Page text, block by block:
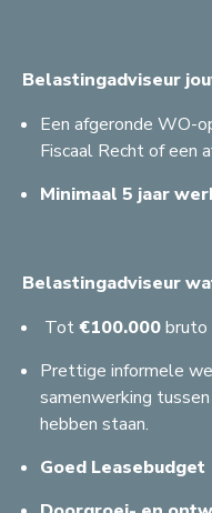
Belastingadviseur
Een afgeronde WO-
Fiscaal Recht of een
Minimaal 5 jaar
Belastingadviseur
Tot€100.000bruto
Prettige informele
samenwerking
hebben staan.
Goed Leasebudget
H